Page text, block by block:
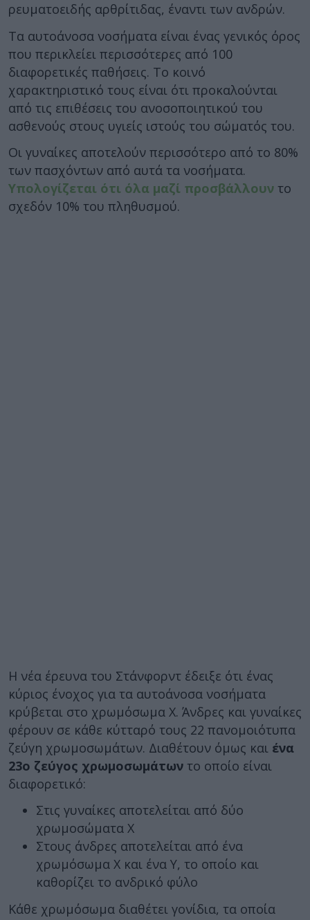
ρευματοειδής αρθρίτιδας, έναντι των ανδρών.
Τα αυτοάνοσα νοσήματα είναι ένας γενικός όρος
που περικλείει περισσότερες από 100
διαφορετικές παθήσεις. Το κοινό
χαρακτηριστικό τους είναι ότι προκαλούνται
από τις επιθέσεις του ανοσοποιητικού του
ασθενούς στους υγιείς ιστούς του σώματός του.
Οι γυναίκες αποτελούν περισσότερο από το 80%
των πασχόντων από αυτά τα νοσήματα.
Υπολογίζεται ότι όλα μαζί προσβάλλουν το
σχεδόν 10% του πληθυσμού.
Η νέα έρευνα του Στάνφορντ έδειξε ότι ένας
κύριος ένοχος για τα αυτοάνοσα νοσήματα
κρύβεται στο χρωμόσωμα Χ. Άνδρες και γυναίκες
φέρουν σε κάθε κύτταρό τους 22 πανομοιότυπα
ζεύγη χρωμοσωμάτων. Διαθέτουν όμως και ένα
23ο ζεύγος χρωμοσωμάτων το οποίο είναι
διαφορετικό:
Στις γυναίκες αποτελείται από δύο
χρωμοσώματα Χ
Στους άνδρες αποτελείται από ένα
χρωμόσωμα Χ και ένα Υ, το οποίο και
καθορίζει το ανδρικό φύλο
Κάθε χρωμόσωμα διαθέτει γονίδια, τα οποία